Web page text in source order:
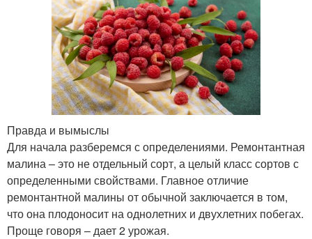
Правда и вымыслы
Для начала разберемся с определениями. Ремонтантная
малина – это не отдельный сорт, а целый класс сортов с
определенными свойствами. Главное отличие
ремонтантной малины от обычной заключается в том,
что она плодоносит на однолетних и двухлетних побегах.
Проще говоря – дает 2 урожая.